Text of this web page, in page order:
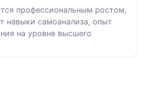
профессиональным ростом,
навыки самоанализа, опыт
на уровне высшего